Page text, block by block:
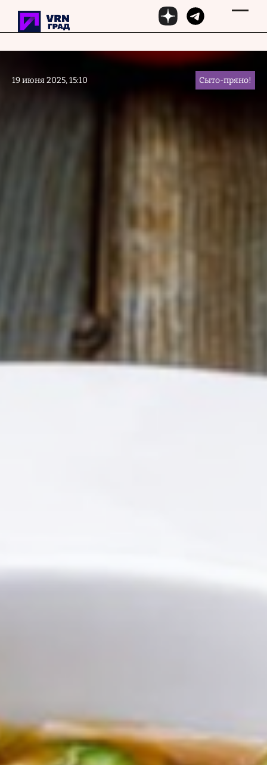
Перейти к основному содержанию
19 июня 2025, 15:10 Сыто-пряно!